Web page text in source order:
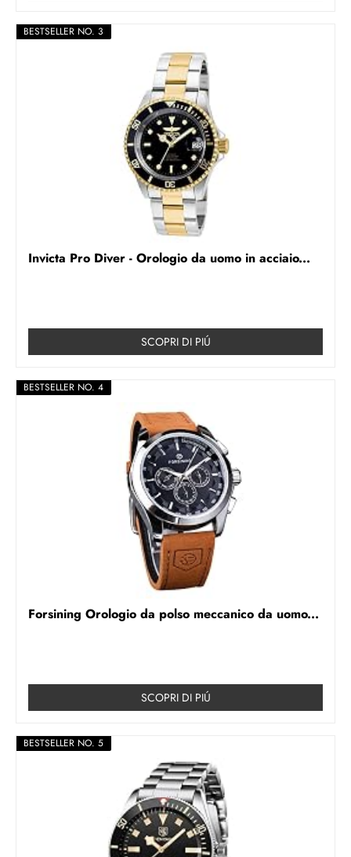
BESTSELLER NO. 3
Invicta Pro Diver - Orologio da uomo in acciaio...
SCOPRI DI PIÚ
BESTSELLER NO. 4
Forsining Orologio da polso meccanico da uomo...
SCOPRI DI PIÚ
BESTSELLER NO. 5